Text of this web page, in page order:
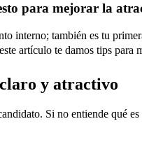
para mejorar la
interno; también es tu
artículo te damos tips para
y atractivo
Si no entiende qué